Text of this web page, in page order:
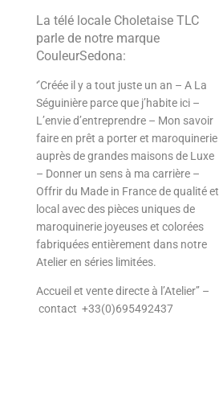
La télé locale Choletaise TLC
parle de notre marque
CouleurSedona:
‘’Créée il y a tout juste un an – A La
Séguinière parce que j’habite ici –
L’envie d’entreprendre – Mon savoir
faire en prêt a porter et maroquinerie
auprès de grandes maisons de Luxe
– Donner un sens à ma carrière –
Offrir du Made in France de qualité et
local avec des pièces uniques de
maroquinerie joyeuses et colorées
fabriquées entièrement dans notre
Atelier en séries limitées.
Accueil et vente directe à l’Atelier’’ –
contact +33(0)695492437